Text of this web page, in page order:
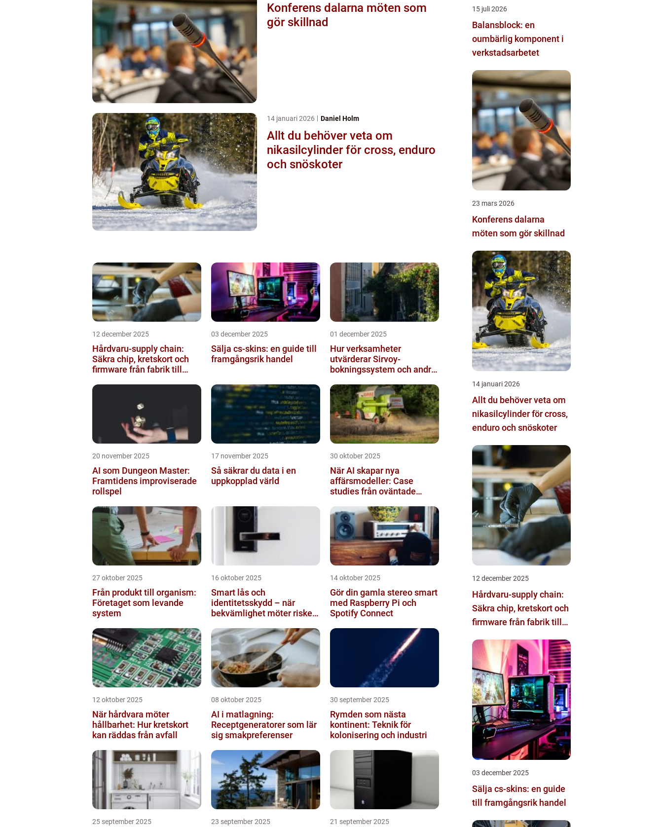
Konferens dalarna möten som
gör skillnad
14 januari 2026 Daniel Holm
Allt du behöver veta om
nikasilcylinder för cross, enduro
och snöskoter
12 december 2025
Hårdvaru-supply chain:
Säkra chip, kretskort och
firmware från fabrik till
03 december 2025
Sälja cs-skins: en guide till
framgångsrik handel
01 december 2025
Hur verksamheter
utvärderar Sirvoy-
bokningssystem och andra
20 november 2025
AI som Dungeon Master:
Framtidens improviserade
rollspel
17 november 2025
Så säkrar du data i en
uppkopplad värld
30 oktober 2025
När AI skapar nya
affärsmodeller: Case
studies från oväntade
27 oktober 2025
Från produkt till organism:
Företaget som levande
system
16 oktober 2025
Smart lås och
identitetsskydd – när
bekvämlighet möter risker
14 oktober 2025
Gör din gamla stereo smart
med Raspberry Pi och
Spotify Connect
12 oktober 2025
När hårdvara möter
hållbarhet: Hur kretskort
kan räddas från avfall
08 oktober 2025
AI i matlagning:
Receptgeneratorer som lär
sig smakpreferenser
30 september 2025
Rymden som nästa
kontinent: Teknik för
kolonisering och industri
25 september 2025 23 september 2025 21 september 2025
15 juli 2026
Balansblock: en
oumbärlig komponent i
verkstadsarbetet
23 mars 2026
Konferens dalarna
möten som gör skillnad
14 januari 2026
Allt du behöver veta om
nikasilcylinder för cross,
enduro och snöskoter
12 december 2025
Hårdvaru-supply chain:
Säkra chip, kretskort och
firmware från fabrik till
03 december 2025
Sälja cs-skins: en guide
till framgångsrik handel